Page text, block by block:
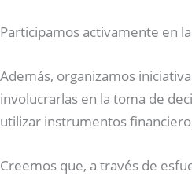
Participamos activamente en
Además, organizamos
involucrarlas en la toma de
utilizar instrumentos
Creemos que, a través de